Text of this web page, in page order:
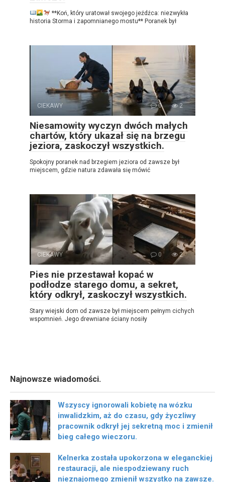
**Koń, który uratował swojego jeźdźca: niezwykła
historia Storma i zapomnianego mostu** Poranek był
CIEKAWY 0 2
Niesamowity wyczyn dwóch małych
chartów, który ukazał się na brzegu
jeziora, zaskoczył wszystkich.
Spokojny poranek nad brzegiem jeziora od zawsze był
miejscem, gdzie natura zdawała się mówić
CIEKAWY 0 2
Pies nie przestawał kopać w
podłodze starego domu, a sekret,
który odkrył, zaskoczył wszystkich.
Stary wiejski dom od zawsze był miejscem pełnym cichych
wspomnień. Jego drewniane ściany nosiły
Najnowsze wiadomości.
Wszyscy ignorowali kobietę na wózku
inwalidzkim, aż do czasu, gdy życzliwy
pracownik odkrył jej sekretną moc i zmienił
bieg całego wieczoru.
Kelnerka została upokorzona w eleganckiej
restauracji, ale niespodziewany ruch
nieznajomego zmienił wszystko na zawsze.